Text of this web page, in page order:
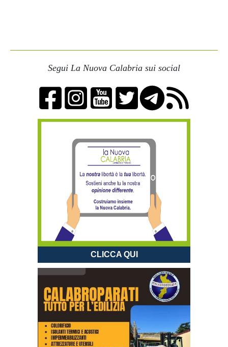
Segui La Nuova Calabria sui social
CLICCA QUI